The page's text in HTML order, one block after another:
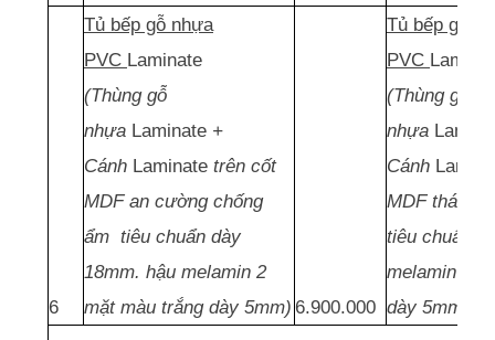
6
Tủ bếp gỗ nhựa
PVC Laminate
(Thùng gỗ
nhựa Laminate +
Cánh Laminate trên cốt
MDF an cường chống
ẩm tiêu chuẩn dày
18mm. hậu melamin 2
mặt màu trắng dày 5mm) 6.900.000
Tủ bếp gỗ
PVC
(Thùng gỗ
nhựa
Cánh
MDF thái
tiêu chuẩn
melamin 2
dày 5mm)